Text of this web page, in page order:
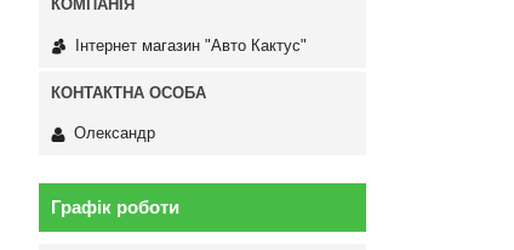
Інтернет магазин "Авто Кактус"
Олександр
Графік роботи